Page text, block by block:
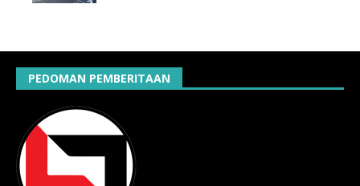
PEDOMAN PEMBERITAAN